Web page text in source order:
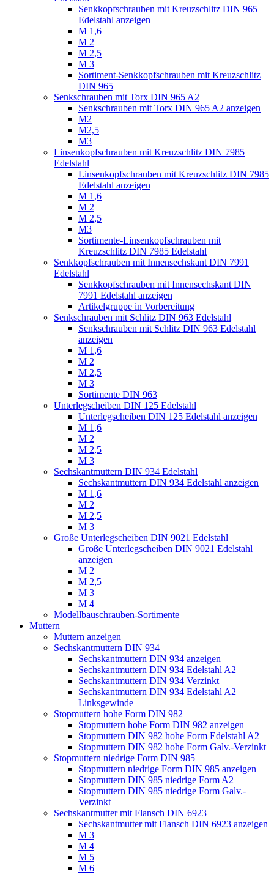
Senkkopfschrauben mit Kreuzschlitz DIN 965
Edelstahl anzeigen
M 1,6
M 2
M 2,5
M 3
Sortiment-Senkkopfschrauben mit Kreuzschlitz
DIN 965
Senkschrauben mit Torx DIN 965 A2
Senkschrauben mit Torx DIN 965 A2 anzeigen
M2
M2,5
M3
Linsenkopfschrauben mit Kreuzschlitz DIN 7985
Edelstahl
Linsenkopfschrauben mit Kreuzschlitz DIN 7985
Edelstahl anzeigen
M 1,6
M 2
M 2,5
M3
Sortimente-Linsenkopfschrauben mit
Kreuzschlitz DIN 7985 Edelstahl
Senkkopfschrauben mit Innensechskant DIN 7991
Edelstahl
Senkkopfschrauben mit Innensechskant DIN
7991 Edelstahl anzeigen
Artikelgruppe in Vorbereitung
Senkschrauben mit Schlitz DIN 963 Edelstahl
Senkschrauben mit Schlitz DIN 963 Edelstahl
anzeigen
M 1,6
M 2
M 2,5
M 3
Sortimente DIN 963
Unterlegscheiben DIN 125 Edelstahl
Unterlegscheiben DIN 125 Edelstahl anzeigen
M 1,6
M 2
M 2,5
M 3
Sechskantmuttern DIN 934 Edelstahl
Sechskantmuttern DIN 934 Edelstahl anzeigen
M 1,6
M 2
M 2,5
M 3
Große Unterlegscheiben DIN 9021 Edelstahl
Große Unterlegscheiben DIN 9021 Edelstahl
anzeigen
M 2
M 2,5
M 3
M 4
Modellbauschrauben-Sortimente
Muttern
Muttern anzeigen
Sechskantmuttern DIN 934
Sechskantmuttern DIN 934 anzeigen
Sechskantmuttern DIN 934 Edelstahl A2
Sechskantmuttern DIN 934 Verzinkt
Sechskantmuttern DIN 934 Edelstahl A2
Linksgewinde
Stopmuttern hohe Form DIN 982
Stopmuttern hohe Form DIN 982 anzeigen
Stopmuttern DIN 982 hohe Form Edelstahl A2
Stopmuttern DIN 982 hohe Form Galv.-Verzinkt
Stopmuttern niedrige Form DIN 985
Stopmuttern niedrige Form DIN 985 anzeigen
Stopmuttern DIN 985 niedrige Form A2
Stopmuttern DIN 985 niedrige Form Galv.-
Verzinkt
Sechskantmutter mit Flansch DIN 6923
Sechskantmutter mit Flansch DIN 6923 anzeigen
M 3
M 4
M 5
M 6